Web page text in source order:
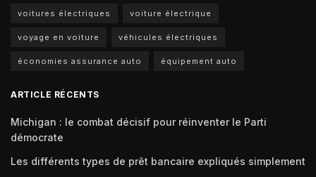
voitures électriques voiture électrique
voyage en voiture véhicules électriques
économies assurance auto équipement auto
ARTICLE RÉCENTS
Michigan : le combat décisif pour réinventer le Parti
démocrate
Les différents types de prêt bancaire expliqués simplement